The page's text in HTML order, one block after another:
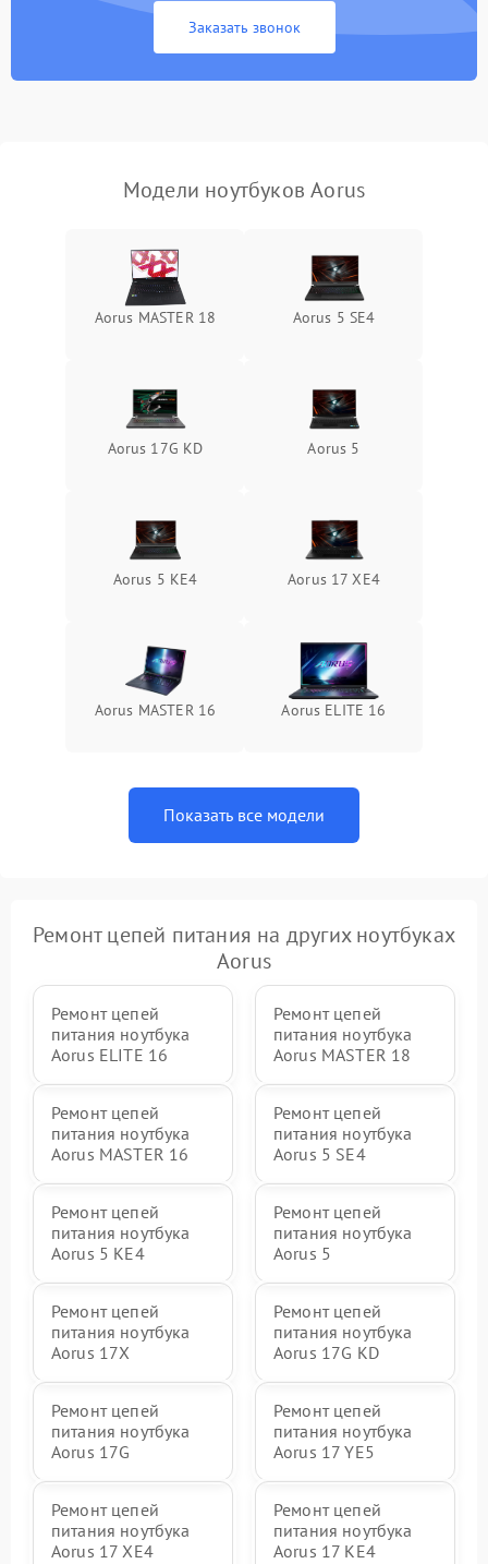
неисправности кулера
пропадание диска
оперативной памяти:
вылеты приложений,
синие экраны
Подробнее →
Заказать звонок
Модели ноутбуков Aorus
Aorus MASTER 18 Aorus 5 SE4
Aorus 17G KD Aorus 5
Aorus 5 KE4 Aorus 17 XE4
Aorus MASTER 16 Aorus ELITE 16
Показать все модели
Ремонт цепей питания на других ноутбуках
Aorus
Ремонт цепей
питания ноутбука
Aorus ELITE 16
Ремонт цепей
питания ноутбука
Aorus MASTER 18
Ремонт цепей
питания ноутбука
Aorus MASTER 16
Ремонт цепей
питания ноутбука
Aorus 5 SE4
Ремонт цепей
питания ноутбука
Aorus 5 KE4
Ремонт цепей
питания ноутбука
Aorus 5
Ремонт цепей
питания ноутбука
Aorus 17X
Ремонт цепей
питания ноутбука
Aorus 17G KD
Ремонт цепей
питания ноутбука
Aorus 17G
Ремонт цепей
питания ноутбука
Aorus 17 YE5
Ремонт цепей
питания ноутбука
Aorus 17 XE4
Ремонт цепей
питания ноутбука
Aorus 17 KE4